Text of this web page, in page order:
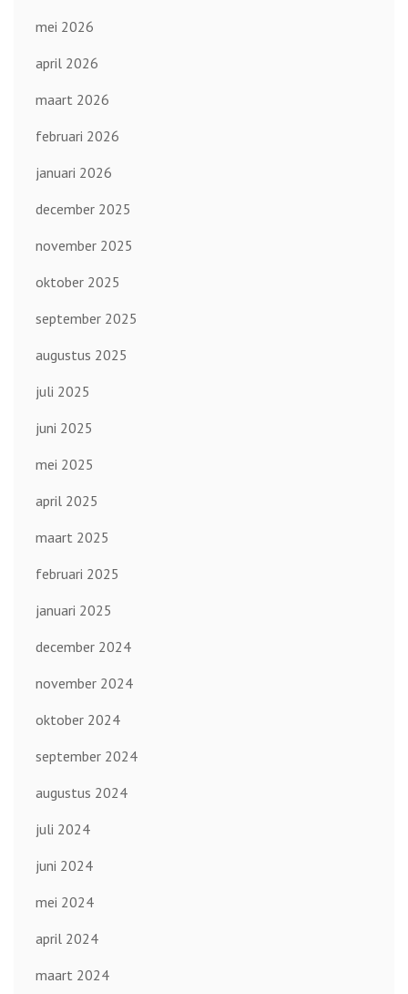
mei 2026
april 2026
maart 2026
februari 2026
januari 2026
december 2025
november 2025
oktober 2025
september 2025
augustus 2025
juli 2025
juni 2025
mei 2025
april 2025
maart 2025
februari 2025
januari 2025
december 2024
november 2024
oktober 2024
september 2024
augustus 2024
juli 2024
juni 2024
mei 2024
april 2024
maart 2024